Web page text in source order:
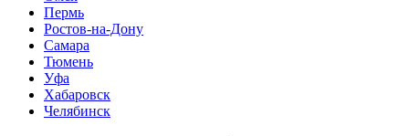
Пермь
Ростов-на-Дону
Самара
Тюмень
Уфа
Хабаровск
Челябинск